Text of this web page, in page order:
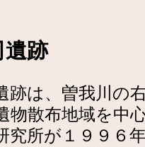
遺跡
跡は、曽我川の
物散布地域を中
究所が１９９６